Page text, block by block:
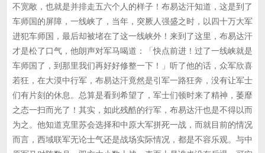
不宽敞，也就是并排走五六个人的样子！布易达汗知道，这是到了
车师国的屏障，一线峡了，当年，突厥人强盛之时，以四十万大军
进犯车师国，最后却被堵在了这一线峡外！来到了这里，布易达汗
才是松了口气，他朗声对军马喝道：「快点前进！过了一线峡就是
车师国了，到那里我们再好好修整一下！」听了他的话，众军欣喜
若狂，在大漠中行军，布易达汗竟然是引军一路狂奔，没有让军士
们有片刻的休息。总算是看到希望了，军士们顿时来了精神，萎靡
之态一扫而光了！其实，如此残酷的行军，布易达汗也是不得以而
为之。他知道克里苏会选择和中原大军拼死一战，而就目前的情况
而言，西域联军无论士气还是战场实际情况，都是不容乐观。与中